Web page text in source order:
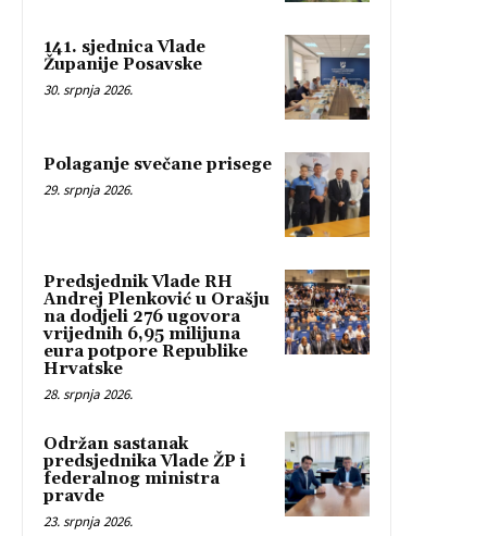
141. sjednica Vlade
Županije Posavske
30. srpnja 2026.
Polaganje svečane prisege
29. srpnja 2026.
Predsjednik Vlade RH
Andrej Plenković u Orašju
na dodjeli 276 ugovora
vrijednih 6,95 milijuna
eura potpore Republike
Hrvatske
28. srpnja 2026.
Održan sastanak
predsjednika Vlade ŽP i
federalnog ministra
pravde
23. srpnja 2026.